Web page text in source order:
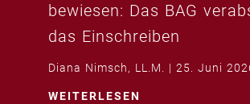
bewiesen: Das BAG
das Einschreiben
Diana Nimsch, LL.M. 25. Juni
WEITERLESEN